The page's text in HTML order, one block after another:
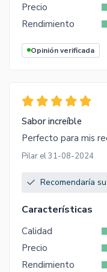
Precio
Rendimiento
Opinión verificada
Sabor increíble
Perfecto para mis
Pilar el 31-08-2024
Recomendaría
Características
Calidad
Precio
Rendimiento